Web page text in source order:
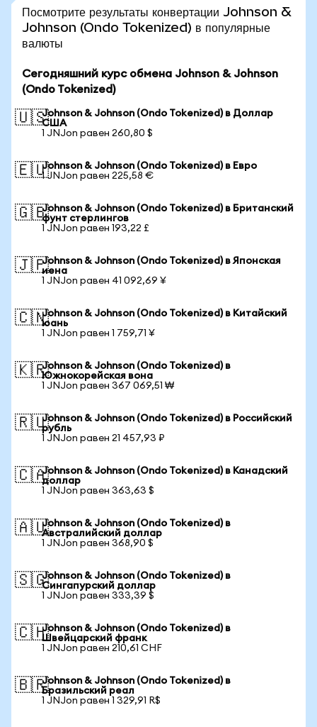
Посмотрите результаты конвертации Johnson &
Johnson (Ondo Tokenized) в популярные
валюты
Сегодняшний курс обмена Johnson & Johnson
(Ondo Tokenized)
🇺🇸Johnson & Johnson (Ondo Tokenized) в Доллар
США
1 JNJon равен 260,80 $
🇪🇺Johnson & Johnson (Ondo Tokenized) в Евро
1 JNJon равен 225,58 €
🇬🇧Johnson & Johnson (Ondo Tokenized) в Британский
фунт стерлингов
1 JNJon равен 193,22 £
🇯🇵Johnson & Johnson (Ondo Tokenized) в Японская
иена
1 JNJon равен 41 092,69 ¥
🇨🇳Johnson & Johnson (Ondo Tokenized) в Китайский
юань
1 JNJon равен 1 759,71 ¥
🇰🇷Johnson & Johnson (Ondo Tokenized) в
Южнокорейская вона
1 JNJon равен 367 069,51 ₩
🇷🇺Johnson & Johnson (Ondo Tokenized) в Российский
рубль
1 JNJon равен 21 457,93 ₽
🇨🇦Johnson & Johnson (Ondo Tokenized) в Канадский
доллар
1 JNJon равен 363,63 $
🇦🇺Johnson & Johnson (Ondo Tokenized) в
Австралийский доллар
1 JNJon равен 368,90 $
🇸🇬Johnson & Johnson (Ondo Tokenized) в
Сингапурский доллар
1 JNJon равен 333,39 $
🇨🇭Johnson & Johnson (Ondo Tokenized) в
Швейцарский франк
1 JNJon равен 210,61 CHF
🇧🇷Johnson & Johnson (Ondo Tokenized) в
Бразильский реал
1 JNJon равен 1 329,91 R$